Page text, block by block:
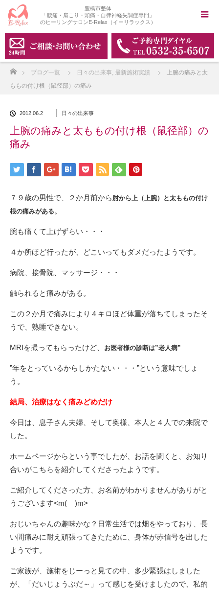
豊橋市整体
「腰痛・肩こり・頭痛・自律神経失調症専門」
のヒーリングサロンE-Relax（イーリラックス）
ブログ一覧 日々の出来事, 最新施術実績
上腕の痛みと太
ももの付け根（鼠径部）の痛み
2012.06.2 日々の出来事
上腕の痛みと太ももの付け根（鼠径部）の
痛み
７９歳の男性で、２か月前から 肘から上（上腕）と太ももの付け
根の痛みがある 。
腕も痛くて上げずらい・・・
４か所ほど行ったが、どこいってもダメだったようです。
病院、接骨院、マッサージ・・・
触られると痛みがある。
この２か月で痛みにより４キロほど体重が落ちてしまったそ
うで、熟睡できない。
MRIを撮ってもらったけど、 お医者様の診断は”老人病”
”年をとっているからしかたない・・・”という意味でしょ
う。
結局、治療はなく痛みどめだけ
今日は、息子さん夫婦、そして奥様、本人と４人での来院で
した。
ホームページからという事でしたが、お話を聞くと、お知り
合いがこちらを紹介してくださったようです。
ご紹介してくださった方、お名前がわかりませんがありがと
うございます<m(__)m>
おじいちゃんの趣味かな？日常生活では畑をやっており、長
い間痛みに耐え頑張ってきたために、身体が赤信号を出した
ようです。
ご家族が、施術をじーっと見ての中、多少緊張はしました
が、「だいじょうぶだ～」って感じを受けましたので、私的